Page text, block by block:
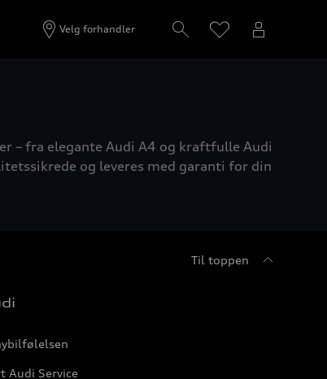
Velg forhandler
– fra elegante Audi A4 og kraftfulle Audi
og leveres med garanti for din
Til toppen
Audi Service